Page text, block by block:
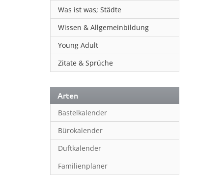
Was ist was; Städte
Wissen & Allgemeinbildung
Young Adult
Zitate & Sprüche
Arten
Bastelkalender
Bürokalender
Duftkalender
Familienplaner